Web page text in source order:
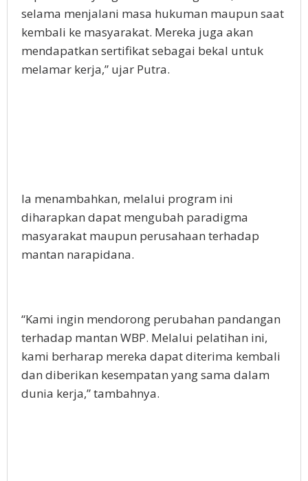
selama menjalani masa hukuman maupun saat
kembali ke masyarakat. Mereka juga akan
mendapatkan sertifikat sebagai bekal untuk
melamar kerja,” ujar Putra.
Ia menambahkan, melalui program ini
diharapkan dapat mengubah paradigma
masyarakat maupun perusahaan terhadap
mantan narapidana.
“Kami ingin mendorong perubahan pandangan
terhadap mantan WBP. Melalui pelatihan ini,
kami berharap mereka dapat diterima kembali
dan diberikan kesempatan yang sama dalam
dunia kerja,” tambahnya.